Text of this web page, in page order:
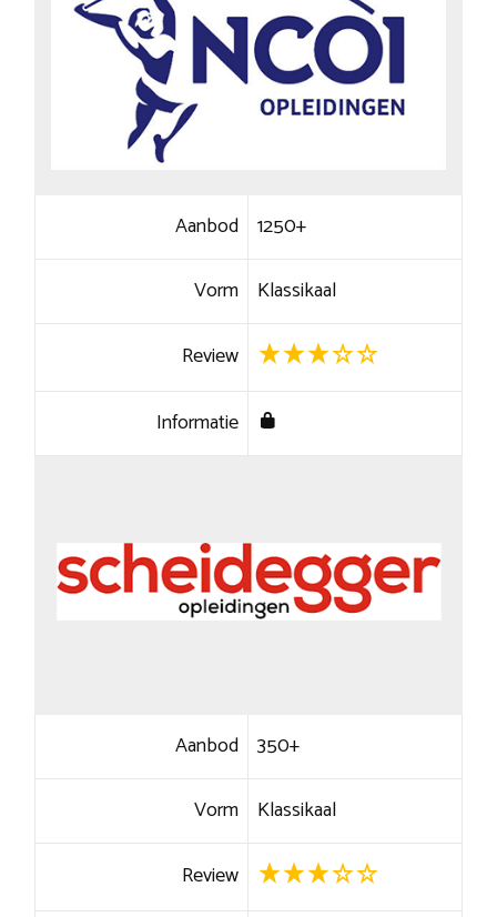
Aanbod 1250+
Vorm Klassikaal
Review
Informatie
Aanbod 350+
Vorm Klassikaal
Review